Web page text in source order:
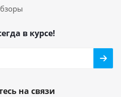
в курсе!
на связи